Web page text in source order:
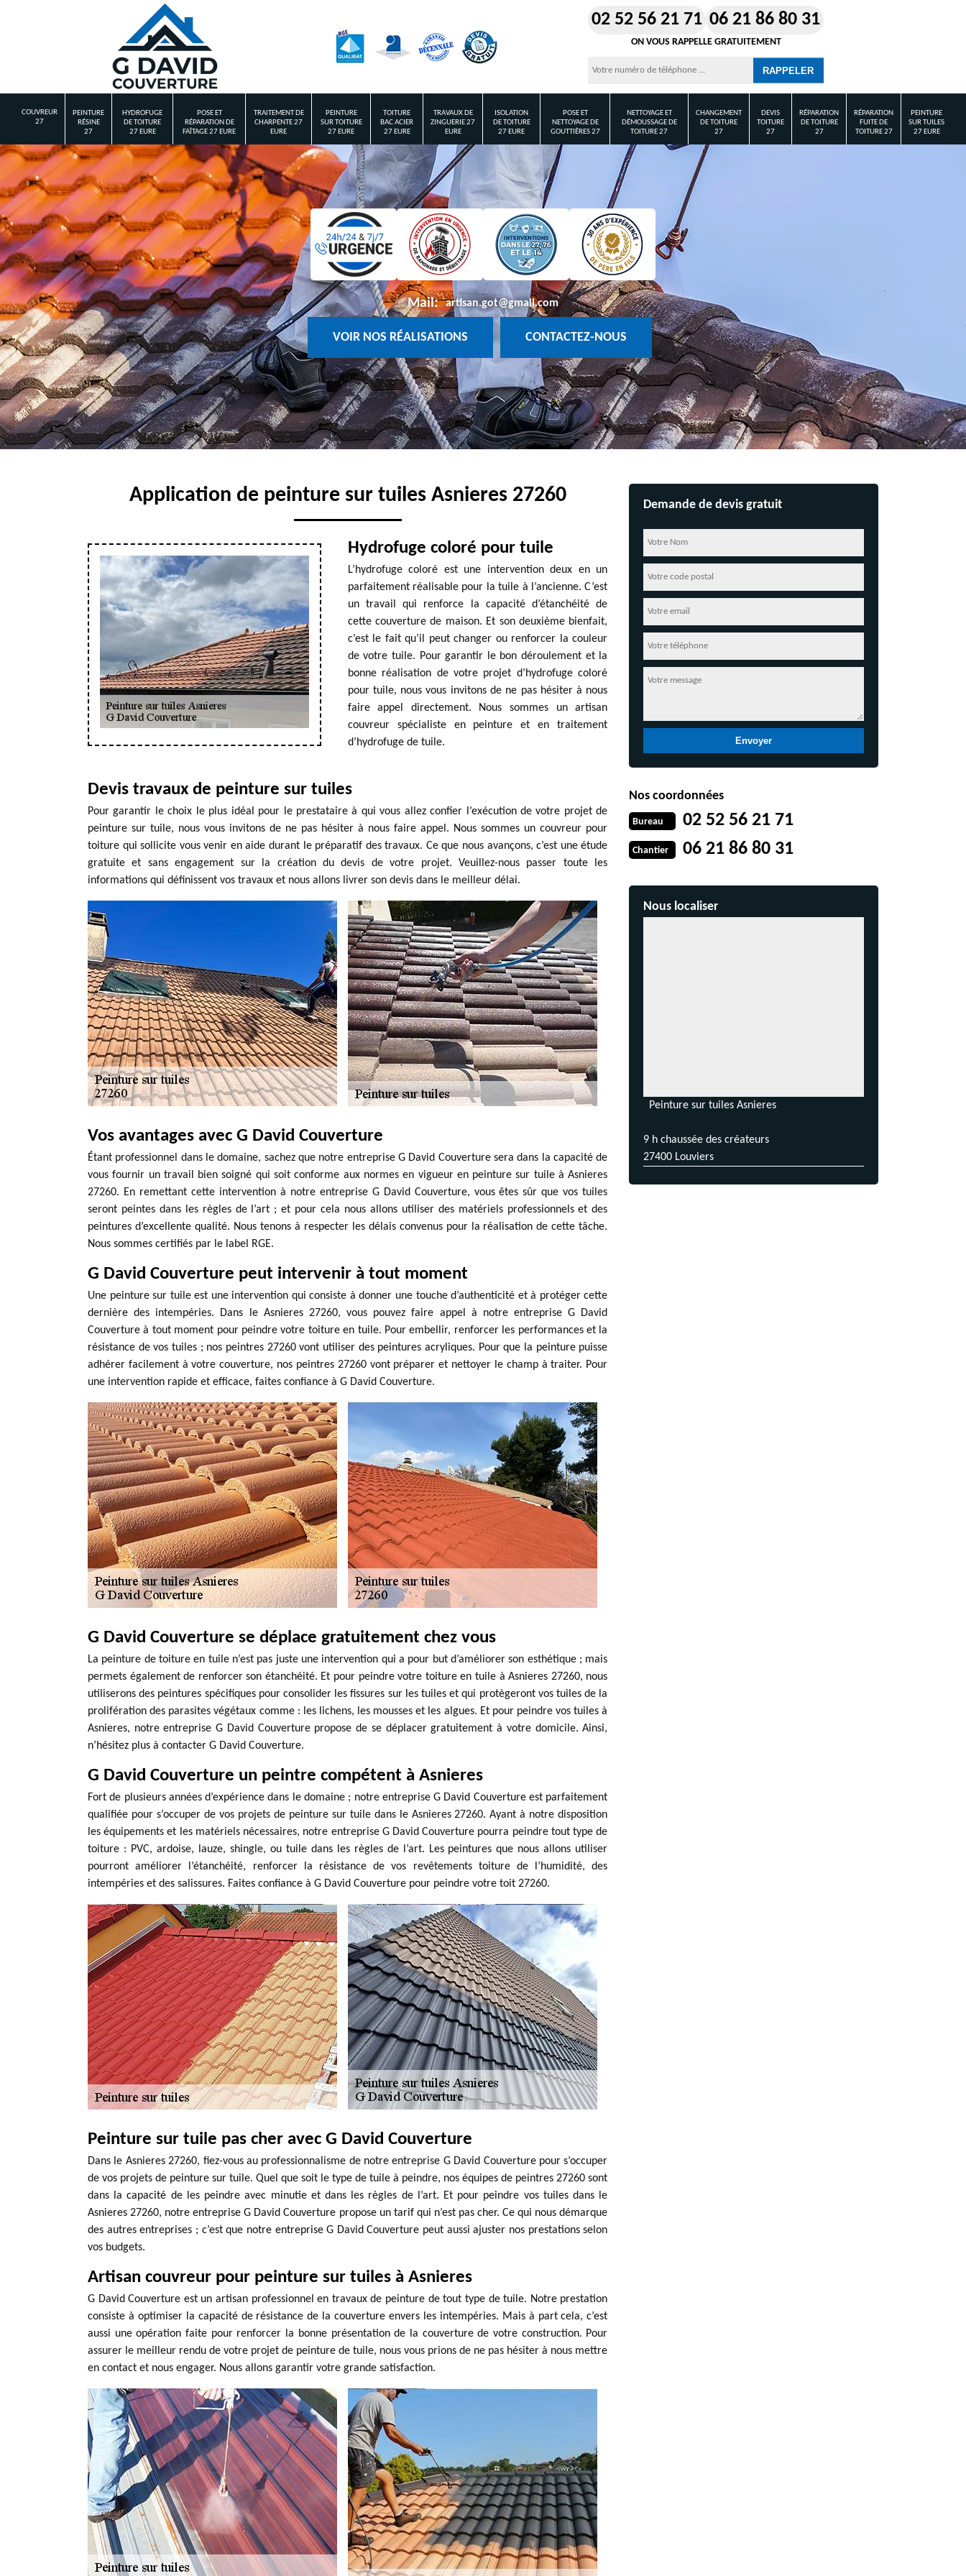
02 52 56 21 71 06 21 86 80 31
ON VOUS RAPPELLE GRATUITEMENT
COUVREUR
27
PEINTURE
RÉSINE
27
HYDROFUGE
DE TOITURE
27 EURE
POSE ET
RÉPARATION DE
FAÎTAGE 27 EURE
TRAITEMENT DE
CHARPENTE 27
EURE
PEINTURE
SUR TOITURE
27 EURE
TOITURE
BAC ACIER
27 EURE
TRAVAUX DE
ZINGUERIE 27
EURE
ISOLATION
DE TOITURE
27 EURE
POSE ET
NETTOYAGE DE
GOUTTIÈRES 27
NETTOYAGE ET
DÉMOUSSAGE DE
TOITURE 27
CHANGEMENT
DE TOITURE
27
DEVIS
TOITURE
27
RÉPARATION
DE TOITURE
27
RÉPARATION
FUITE DE
TOITURE 27
PEINTURE
SUR TUILES
27 EURE
Mail: artisan.got@gmail.com
VOIR NOS RÉALISATIONS CONTACTEZ-NOUS
Application de peinture sur tuiles Asnieres 27260
Hydrofuge coloré pour tuile
L’hydrofuge coloré est une intervention deux en un
parfaitement réalisable pour la tuile à l’ancienne. C’est
un travail qui renforce la capacité d’étanchéité de
cette couverture de maison. Et son deuxième bienfait,
c’est le fait qu’il peut changer ou renforcer la couleur
de votre tuile. Pour garantir le bon déroulement et la
bonne réalisation de votre projet d’hydrofuge coloré
pour tuile, nous vous invitons de ne pas hésiter à nous
faire appel directement. Nous sommes un artisan
couvreur spécialiste en peinture et en traitement
d’hydrofuge de tuile.
Devis travaux de peinture sur tuiles
Pour garantir le choix le plus idéal pour le prestataire à qui vous allez confier l’exécution de votre projet de
peinture sur tuile, nous vous invitons de ne pas hésiter à nous faire appel. Nous sommes un couvreur pour
toiture qui sollicite vous venir en aide durant le préparatif des travaux. Ce que nous avançons, c’est une étude
gratuite et sans engagement sur la création du devis de votre projet. Veuillez-nous passer toute les
informations qui définissent vos travaux et nous allons livrer son devis dans le meilleur délai.
Vos avantages avec G David Couverture
Étant professionnel dans le domaine, sachez que notre entreprise G David Couverture sera dans la capacité de
vous fournir un travail bien soigné qui soit conforme aux normes en vigueur en peinture sur tuile à Asnieres
27260. En remettant cette intervention à notre entreprise G David Couverture, vous êtes sûr que vos tuiles
seront peintes dans les règles de l’art ; et pour cela nous allons utiliser des matériels professionnels et des
peintures d’excellente qualité. Nous tenons à respecter les délais convenus pour la réalisation de cette tâche.
Nous sommes certifiés par le label RGE.
G David Couverture peut intervenir à tout moment
Une peinture sur tuile est une intervention qui consiste à donner une touche d’authenticité et à protéger cette
dernière des intempéries. Dans le Asnieres 27260, vous pouvez faire appel à notre entreprise G David
Couverture à tout moment pour peindre votre toiture en tuile. Pour embellir, renforcer les performances et la
résistance de vos tuiles ; nos peintres 27260 vont utiliser des peintures acryliques. Pour que la peinture puisse
adhérer facilement à votre couverture, nos peintres 27260 vont préparer et nettoyer le champ à traiter. Pour
une intervention rapide et efficace, faites confiance à G David Couverture.
G David Couverture se déplace gratuitement chez vous
La peinture de toiture en tuile n’est pas juste une intervention qui a pour but d’améliorer son esthétique ; mais
permets également de renforcer son étanchéité. Et pour peindre votre toiture en tuile à Asnieres 27260, nous
utiliserons des peintures spécifiques pour consolider les fissures sur les tuiles et qui protègeront vos tuiles de la
prolifération des parasites végétaux comme : les lichens, les mousses et les algues. Et pour peindre vos tuiles à
Asnieres, notre entreprise G David Couverture propose de se déplacer gratuitement à votre domicile. Ainsi,
n’hésitez plus à contacter G David Couverture.
G David Couverture un peintre compétent à Asnieres
Fort de plusieurs années d’expérience dans le domaine ; notre entreprise G David Couverture est parfaitement
qualifiée pour s’occuper de vos projets de peinture sur tuile dans le Asnieres 27260. Ayant à notre disposition
les équipements et les matériels nécessaires, notre entreprise G David Couverture pourra peindre tout type de
toiture : PVC, ardoise, lauze, shingle, ou tuile dans les règles de l’art. Les peintures que nous allons utiliser
pourront améliorer l’étanchéité, renforcer la résistance de vos revêtements toiture de l’humidité, des
intempéries et des salissures. Faites confiance à G David Couverture pour peindre votre toit 27260.
Peinture sur tuile pas cher avec G David Couverture
Dans le Asnieres 27260, fiez-vous au professionnalisme de notre entreprise G David Couverture pour s’occuper
de vos projets de peinture sur tuile. Quel que soit le type de tuile à peindre, nos équipes de peintres 27260 sont
dans la capacité de les peindre avec minutie et dans les règles de l’art. Et pour peindre vos tuiles dans le
Asnieres 27260, notre entreprise G David Couverture propose un tarif qui n’est pas cher. Ce qui nous démarque
des autres entreprises ; c’est que notre entreprise G David Couverture peut aussi ajuster nos prestations selon
vos budgets.
Artisan couvreur pour peinture sur tuiles à Asnieres
G David Couverture est un artisan professionnel en travaux de peinture de tout type de tuile. Notre prestation
consiste à optimiser la capacité de résistance de la couverture envers les intempéries. Mais à part cela, c’est
aussi une opération faite pour renforcer la bonne présentation de la couverture de votre construction. Pour
assurer le meilleur rendu de votre projet de peinture de tuile, nous vous prions de ne pas hésiter à nous mettre
en contact et nous engager. Nous allons garantir votre grande satisfaction.
Demande de devis gratuit
Nos coordonnées
Bureau 02 52 56 21 71
Chantier 06 21 86 80 31
Nous localiser
Peinture sur tuiles Asnieres
9 h chaussée des créateurs
27400 Louviers